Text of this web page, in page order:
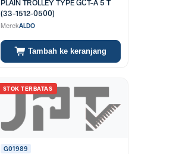
PLAIN TROLLEY TYPE GCT-A 5 T
(33-1512-0500)
MerekALDO
Tambah ke keranjang
STOK TERBATAS
G01989